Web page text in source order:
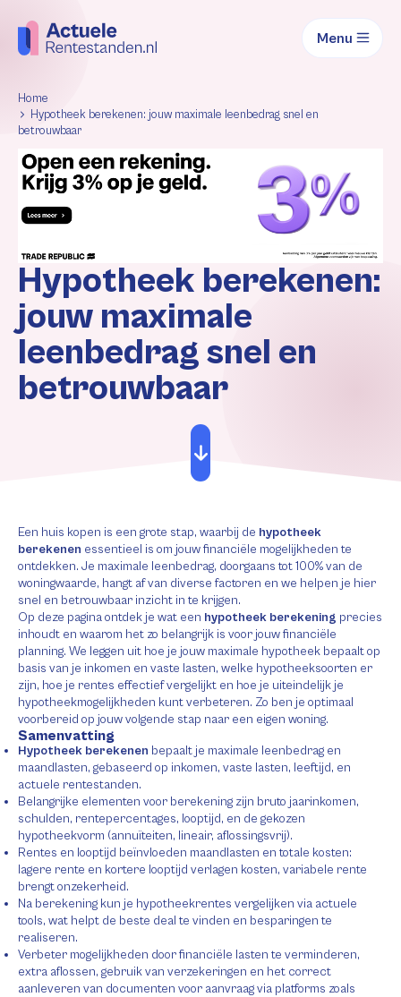
Menu
Home
Hypotheek berekenen: jouw maximale leenbedrag snel en
betrouwbaar
Hypotheek berekenen:
jouw maximale
leenbedrag snel en
betrouwbaar
Een huis kopen is een grote stap, waarbij de hypotheek
berekenen essentieel is om jouw financiële mogelijkheden te
ontdekken. Je maximale leenbedrag, doorgaans tot 100% van de
woningwaarde, hangt af van diverse factoren en we helpen je hier
snel en betrouwbaar inzicht in te krijgen.
Op deze pagina ontdek je wat een hypotheek berekening precies
inhoudt en waarom het zo belangrijk is voor jouw financiële
planning. We leggen uit hoe je jouw maximale hypotheek bepaalt op
basis van je inkomen en vaste lasten, welke hypotheeksoorten er
zijn, hoe je rentes effectief vergelijkt en hoe je uiteindelijk je
hypotheekmogelijkheden kunt verbeteren. Zo ben je optimaal
voorbereid op jouw volgende stap naar een eigen woning.
Samenvatting
Hypotheek berekenen bepaalt je maximale leenbedrag en
maandlasten, gebaseerd op inkomen, vaste lasten, leeftijd, en
actuele rentestanden.
Belangrijke elementen voor berekening zijn bruto jaarinkomen,
schulden, rentepercentages, looptijd, en de gekozen
hypotheekvorm (annuïteiten, lineair, aflossingsvrij).
Rentes en looptijd beïnvloeden maandlasten en totale kosten:
lagere rente en kortere looptijd verlagen kosten, variabele rente
brengt onzekerheid.
Na berekening kun je hypotheekrentes vergelijken via actuele
tools, wat helpt de beste deal te vinden en besparingen te
realiseren.
Verbeter mogelijkheden door financiële lasten te verminderen,
extra aflossen, gebruik van verzekeringen en het correct
aanleveren van documenten voor aanvraag via platforms zoals